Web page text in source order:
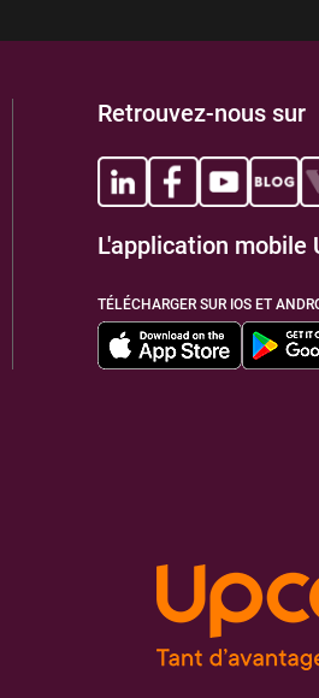
Retrouvez-nous sur
L'application mobile
TÉLÉCHARGER SUR IOS ET